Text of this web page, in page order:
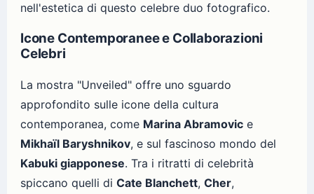
nell'estetica di questo celebre duo fotografico.
Icone Contemporanee e Collaborazioni
Celebri
La mostra "Unveiled" offre uno sguardo
approfondito sulle icone della cultura
contemporanea, come Marina Abramovic e
Mikhaïl Baryshnikov, e sul fascinoso mondo del
Kabuki giapponese. Tra i ritratti di celebrità
spiccano quelli di Cate Blanchett, Cher,